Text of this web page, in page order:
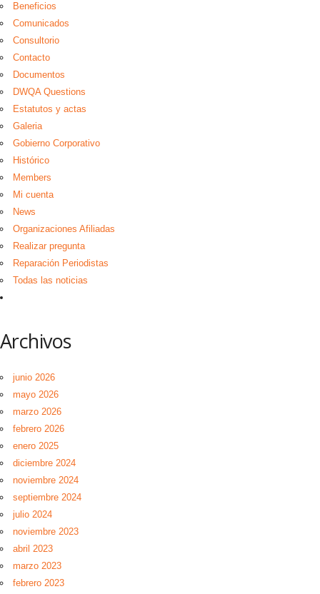
Beneficios
Comunicados
Consultorio
Contacto
Documentos
DWQA Questions
Estatutos y actas
Galeria
Gobierno Corporativo
Histórico
Members
Mi cuenta
News
Organizaciones Afiliadas
Realizar pregunta
Reparación Periodistas
Todas las noticias
Archivos
junio 2026
mayo 2026
marzo 2026
febrero 2026
enero 2025
diciembre 2024
noviembre 2024
septiembre 2024
julio 2024
noviembre 2023
abril 2023
marzo 2023
febrero 2023